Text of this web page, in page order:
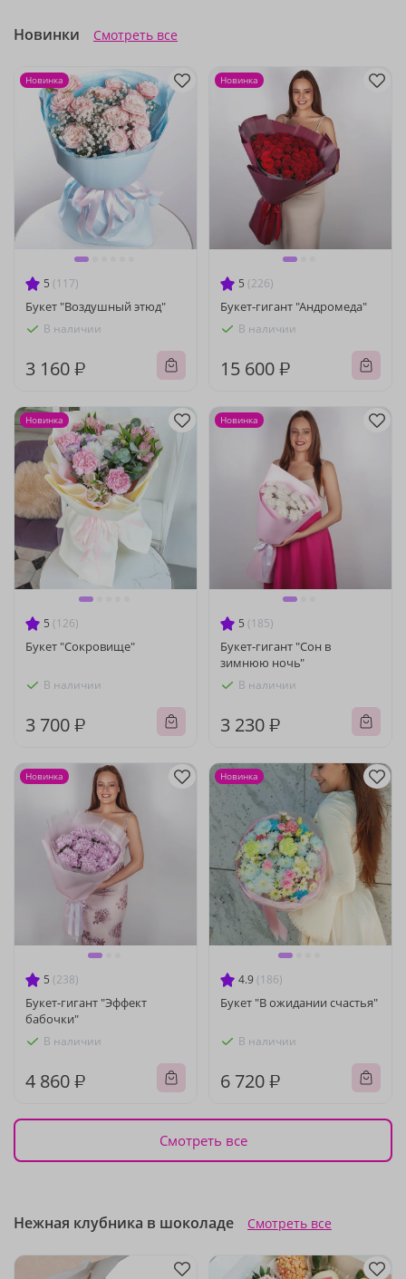
Новинки Смотреть все
5 (117)
Букет "Воздушный этюд"
В наличии
3 160 ₽
Новинка
5 (226)
Букет-гигант "Андромеда"
В наличии
15 600 ₽
Новинка
5 (126)
Букет "Сокровище"
В наличии
3 700 ₽
Новинка
5 (185)
Букет-гигант "Сон в
зимнюю ночь"
В наличии
3 230 ₽
Новинка
5 (238)
Букет-гигант "Эффект
бабочки"
В наличии
4 860 ₽
Новинка
4.9 (186)
Букет "В ожидании счастья"
В наличии
6 720 ₽
Новинка
Смотреть все
Нежная клубника в шоколаде Смотреть все